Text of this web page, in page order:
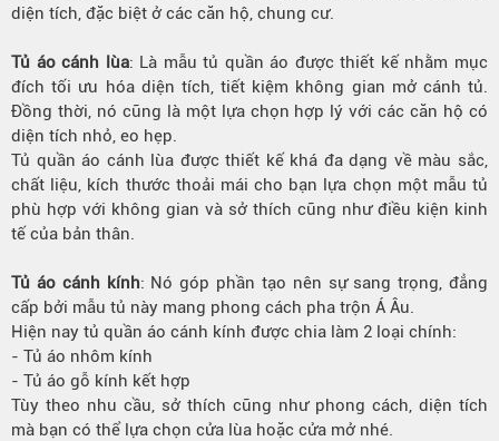
diện tích, đặc biệt ở các căn hộ, chung cư.
Tủ áo cánh lùa: Là mẫu tủ quần áo được thiết kế nhằm mục
đích tối ưu hóa diện tích, tiết kiệm không gian mở cánh tủ.
Đồng thời, nó cũng là một lựa chọn hợp lý với các căn hộ có
diện tích nhỏ, eo hẹp.
Tủ quần áo cánh lùa được thiết kế khá đa dạng về màu sắc,
chất liệu, kích thước thoải mái cho bạn lựa chọn một mẫu tủ
phù hợp với không gian và sở thích cũng như điều kiện kinh
tế của bản thân.
Tủ áo cánh kính: Nó góp phần tạo nên sự sang trọng, đẳng
cấp bởi mẫu tủ này mang phong cách pha trộn Á Âu.
Hiện nay tủ quần áo cánh kính được chia làm 2 loại chính:
- Tủ áo nhôm kính
- Tủ áo gỗ kính kết hợp
Tùy theo nhu cầu, sở thích cũng như phong cách, diện tích
mà bạn có thể lựa chọn cửa lùa hoặc cửa mở nhé.